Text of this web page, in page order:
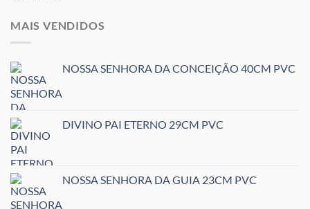
MAIS VENDIDOS
NOSSA SENHORA DA CONCEIÇÃO 40CM PVC
DIVINO PAI ETERNO 29CM PVC
NOSSA SENHORA DA GUIA 23CM PVC